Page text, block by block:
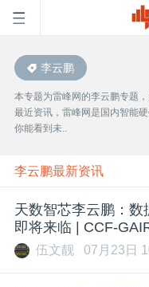
首
页
雷
峰
李云鹏
本专题为雷峰网的李云鹏专题
最近资讯，雷峰网是国内智能
你能看到未..
李云鹏最新资讯
天数智芯李云鹏：数
即将来临 | CCF-
伍文靓 07月23日